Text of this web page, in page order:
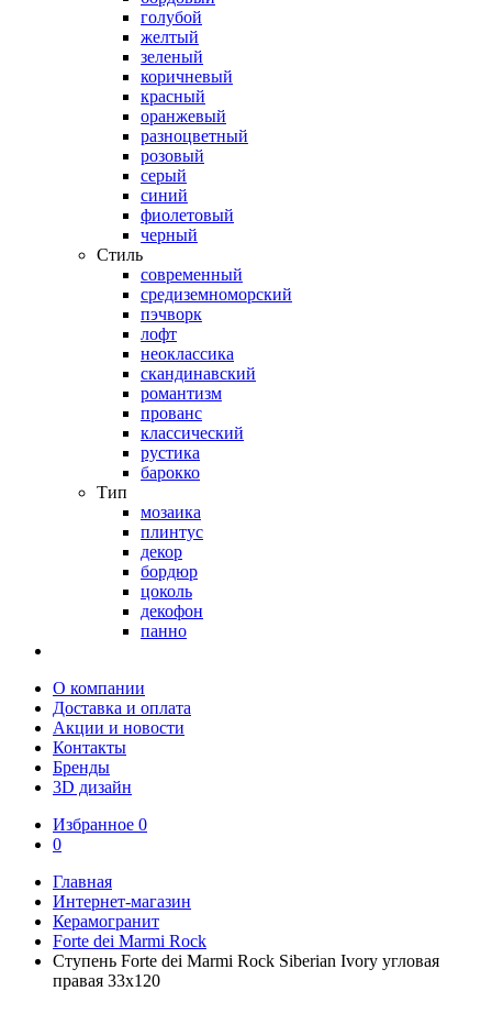
голубой
желтый
зеленый
коричневый
красный
оранжевый
разноцветный
розовый
серый
синий
фиолетовый
черный
Стиль
современный
средиземноморский
пэчворк
лофт
неоклассика
скандинавский
романтизм
прованс
классический
рустика
барокко
Тип
мозаика
плинтус
декор
бордюр
цоколь
декофон
панно
О компании
Доставка и оплата
Акции и новости
Контакты
Бренды
3D дизайн
Избранное 0
0
Главная
Интернет-магазин
Керамогранит
Forte dei Marmi Rock
Ступень Forte dei Marmi Rock Siberian Ivory угловая
правая 33x120